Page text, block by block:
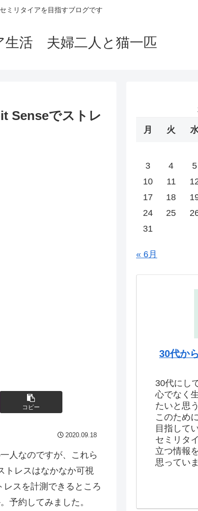
ミリタイアを目指すブログです
生活 夫婦二人と猫一匹
Senseでストレ
コピー
2020.09.18
人なのですが、これら
トレスはなかなか可視
スを計測できるところ
予約してみました。
月 火
3
4 5
10
11
17
18
24
25
31
« 6月
30代か
30代にし
心でなく
たいと思
このため
目指して
セミリタ
立つ情報
思っていま